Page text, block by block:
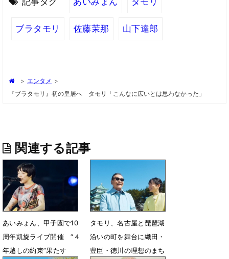
ブラタモリ 佐藤茉那 山下達郎
> エンタメ >
『ブラタモリ』初の皇居へ タモリ「こんなに広いとは思わなかった」
関連する記事
あいみょん、甲子園で10
周年凱旋ライブ開催 “４
年越しの約束”果たす
タモリ、名古屋と琵琶湖
沿いの町を舞台に織田・
豊臣・徳川の理想のまち